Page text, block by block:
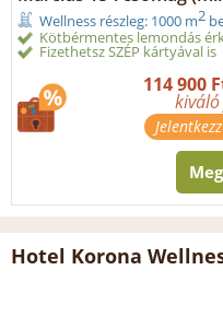
Wellness részleg: 1000 m2
Kötbérmentes lemondás
Fizethetsz SZÉP kártyával is
114 900
Hotel Korona